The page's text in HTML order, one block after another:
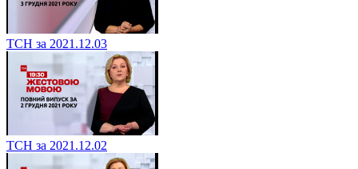
ТСН за 2021.12.03
ТСН за 2021.12.02